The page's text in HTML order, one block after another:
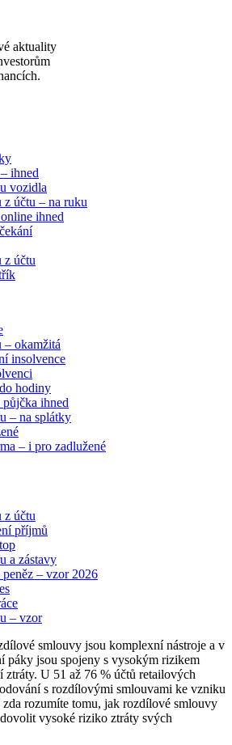
aktuality
ihned
vozidla
z účtu – na ruku
ihned
z účtu
– okamžitá
insolvence
hodiny
ihned
– na splátky
– i pro zadlužené
z účtu
příjmů
a zástavy
– vzor 2026
– vzor
smlouvy jsou komplexní nástroje a v
páky jsou spojeny s vysokým rizikem
U 51 až 76 % účtů retailových
s rozdílovými smlouvami ke vzniku
rozumíte tomu, jak rozdílové smlouvy
vysoké riziko ztráty svých